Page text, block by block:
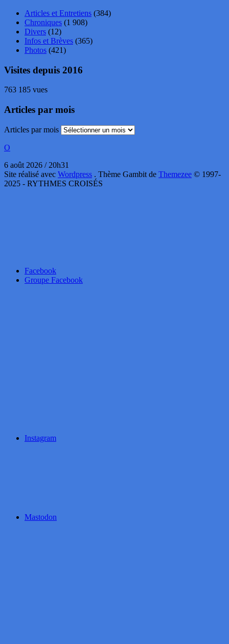
Articles et Entretiens (384)
Chroniques (1 908)
Divers (12)
Infos et Brèves (365)
Photos (421)
Visites depuis 2016
763 185 vues
Articles par mois
Articles par mois
O
6 août 2026 / 20h31
Site réalisé avec Wordpress . Thème Gambit de Themezee © 1997-
2025 - RYTHMES CROISÉS
Facebook
Groupe Facebook
Instagram
Mastodon